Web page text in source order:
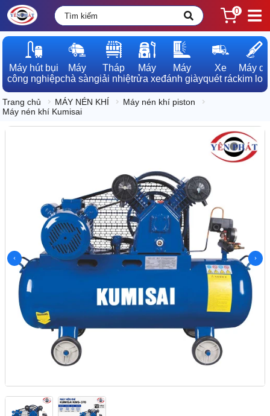
0
Máy hút bụi
công nghiệp
Máy
chà sàn
Tháp
giải nhiệt
Máy
rửa xe
Máy
đánh giày
Xe
quét rác
Máy dò
kim loại
Trang chủ MÁY NÉN KHÍ
Máy nén khí piston
Máy nén khí Kumisai